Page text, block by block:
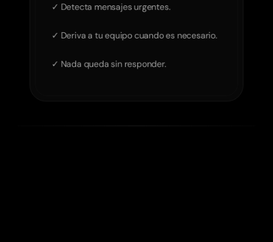
✓ Detecta mensajes urgentes.
✓ Deriva a tu equipo cuando es necesario.
✓ Nada queda sin responder.